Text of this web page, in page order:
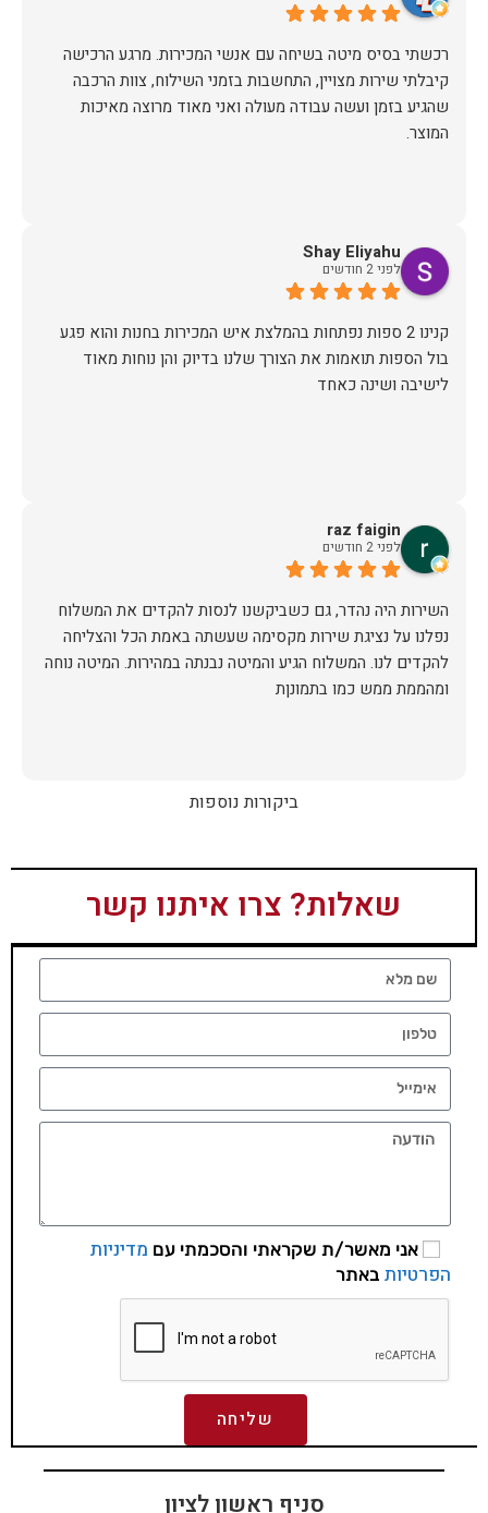
ערב לפני ההגעה של המוביל (יובל) הוא התקשר לוודא כתובת
תודה לכם הום דקור, אתם דוגמא ומופת לאיך חנויות צריכות
זכיתם ביושר בלקוחה שבטוח תחזור!
רכשתי בסיס מיטה בשיחה עם אנשי המכירות. מרגע הרכישה
קיבלתי שירות מצויין, התחשבות בזמני השילוח, צוות הרכבה
שהגיע בזמן ועשה עבודה מעולה ואני מאוד מרוצה מאיכות
המוצר.
Shay Eliyahu
לפני 2 חודשים
קנינו 2 ספות נפתחות בהמלצת איש המכירות בחנות והוא פגע
בול הספות תואמות את הצורך שלנו בדיוק והן נוחות מאוד
לישיבה ושינה כאחד
raz faigin
לפני 2 חודשים
השירות היה נהדר, גם כשביקשנו לנסות להקדים את המשלוח
נפלנו על נציגת שירות מקסימה שעשתה באמת הכל והצליחה
להקדים לנו. המשלוח הגיע והמיטה נבנתה במהירות. המיטה נוחה
ומהממת ממש כמו בתמונןת
ביקורות נוספות
שאלות? צרו איתנו קשר
אני מאשר/ת שקראתי והסכמתי עם מדיניות
הפרטיות באתר
שליחה
סניף ראשון לציון